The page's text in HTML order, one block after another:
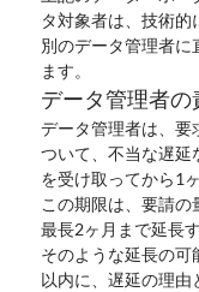
タ対象者は、技術
別のデータ管理者に
ます。
データ管理者の
データ管理者は、要
ついて、不当な遅延
を受け取ってから1
この期限は、要請
最長2ヶ月まで延長
そのような延長の可
以内に、遅延の理